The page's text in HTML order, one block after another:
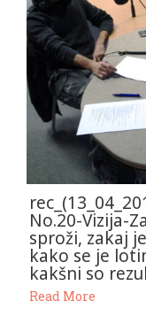
No.20-Vizija-
sproži, zakaj
kako se je
kakšni so
Read More